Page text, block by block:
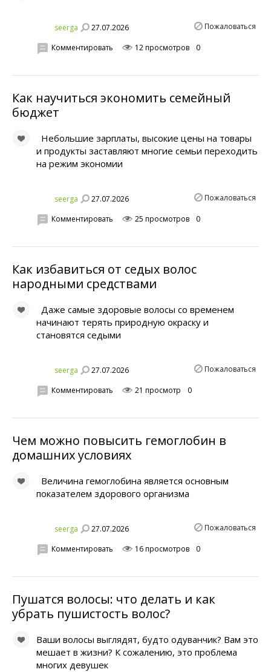
seerga 27.07.2026 Пожаловаться
Комментировать 12 просмотров 0
Как научиться экономить семейный
бюджет
Небольшие зарплаты, высокие цены на товары
и продукты заставляют многие семьи переходить
на режим экономии
seerga 27.07.2026 Пожаловаться
Комментировать 25 просмотров 0
Как избавиться от седых волос
народными средствами
Даже самые здоровые волосы со временем
начинают терять природную окраску и
становятся седыми
seerga 27.07.2026 Пожаловаться
Комментировать 21 просмотр 0
Чем можно повысить гемоглобин в
домашних условиях
Величина гемоглобина является основным
показателем здорового организма
seerga 27.07.2026 Пожаловаться
Комментировать 16 просмотров 0
Пушатся волосы: что делать и как
убрать пушистость волос?
Ваши волосы выглядят, будто одуванчик? Вам это
мешает в жизни? К сожалению, это проблема
многих девушек